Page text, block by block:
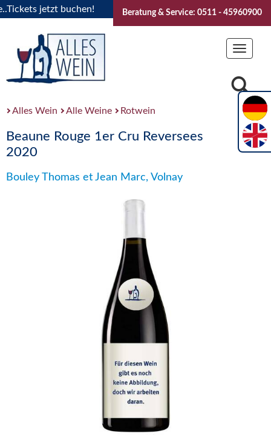
jetzt buchen! "Das Sommerfest 2026" Vive la
Beratung & Service: 0511 - 45960900
Toggle
Alles Wein Alle Weine Rotwein
Beaune Rouge 1er Cru Reversees
2020
Bouley Thomas et Jean Marc, Volnay